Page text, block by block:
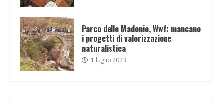
Parco delle Madonie, Wwf: mancano
i progetti di valorizzazione
naturalistica
1 luglio 2023